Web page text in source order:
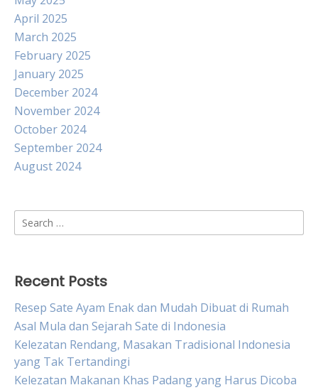
April 2025
March 2025
February 2025
January 2025
December 2024
November 2024
October 2024
September 2024
August 2024
Search
for:
Recent Posts
Resep Sate Ayam Enak dan Mudah Dibuat di Rumah
Asal Mula dan Sejarah Sate di Indonesia
Kelezatan Rendang, Masakan Tradisional Indonesia
yang Tak Tertandingi
Kelezatan Makanan Khas Padang yang Harus Dicoba